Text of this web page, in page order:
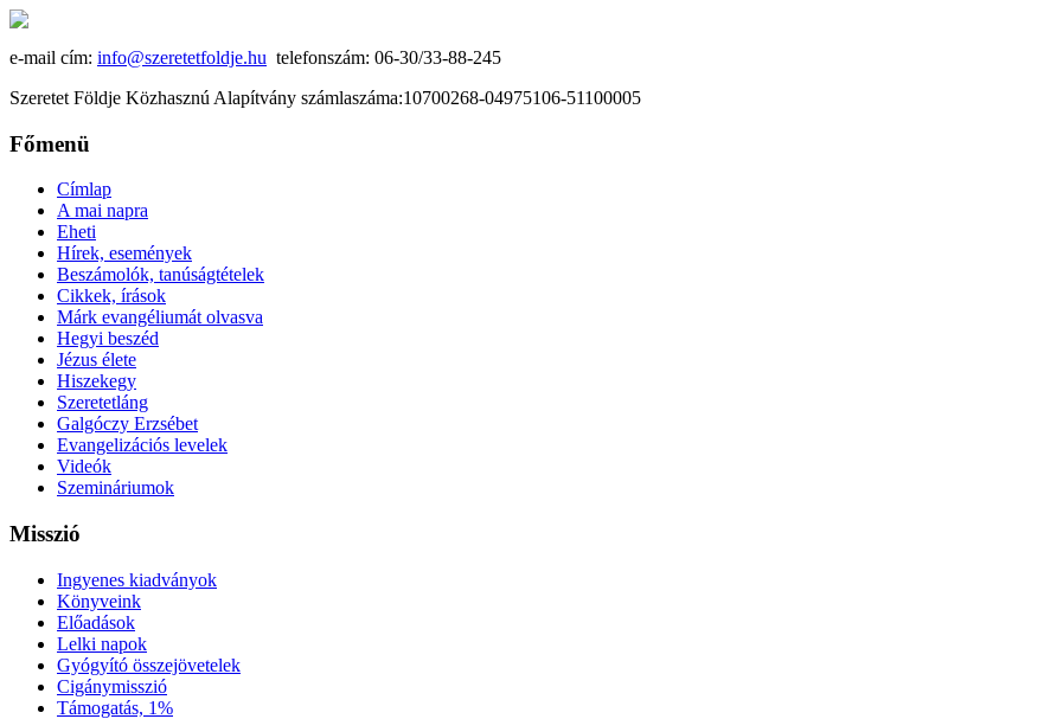
e-mail cím: info@szeretetfoldje.hu telefonszám: 06-30/33-88-245
Szeretet Földje Közhasznú Alapítvány számlaszáma:10700268-04975106-51100005
Főmenü
Címlap
A mai napra
Eheti
Hírek, események
Beszámolók, tanúságtételek
Cikkek, írások
Márk evangéliumát olvasva
Hegyi beszéd
Jézus élete
Hiszekegy
Szeretetláng
Galgóczy Erzsébet
Evangelizációs levelek
Videók
Szemináriumok
Misszió
Ingyenes kiadványok
Könyveink
Előadások
Lelki napok
Gyógyító összejövetelek
Cigánymisszió
Támogatás, 1%